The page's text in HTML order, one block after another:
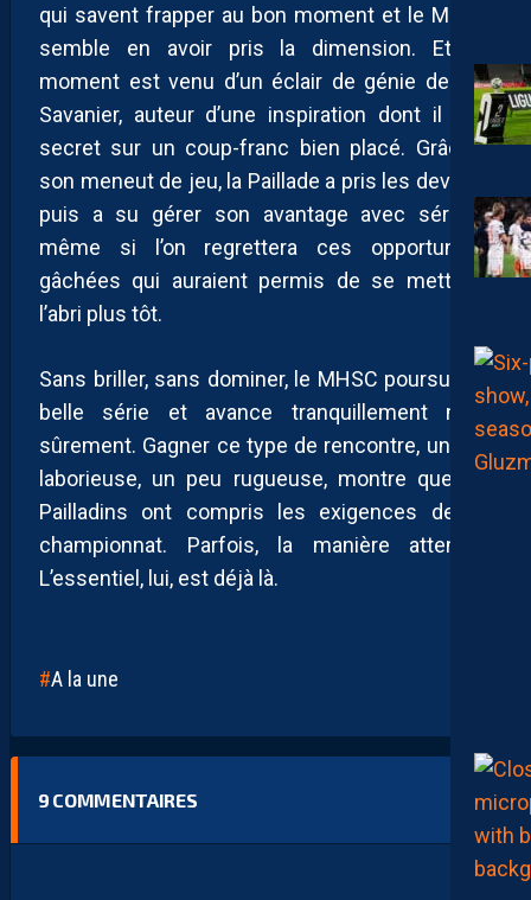
qui savent frapper au bon moment et le MHSC
semble en avoir pris la dimension. Et ce
moment est venu d’un éclair de génie de Téji
Savanier, auteur d’une inspiration dont il a le
secret sur un coup-franc bien placé. Grâce à
son meneut de jeu, la Paillade a pris les devants
puis a su gérer son avantage avec sérieux,
même si l’on regrettera ces opportunités
gâchées qui auraient permis de se mettre à
l’abri plus tôt.
Sans briller, sans dominer, le MHSC poursuit sa
belle série et avance tranquillement mais
sûrement. Gagner ce type de rencontre, un peu
laborieuse, un peu rugueuse, montre que les
Pailladins ont compris les exigences de ce
championnat. Parfois, la manière attendra.
L’essentiel, lui, est déjà là.
A la une
9 COMMENTAIRES